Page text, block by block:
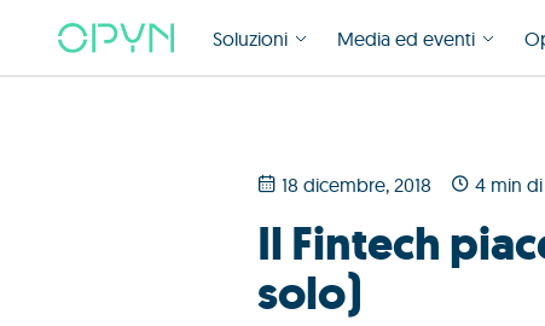
Soluzioni Media ed eventi
18 dicembre, 2018 4 min
Il Fintech
solo)